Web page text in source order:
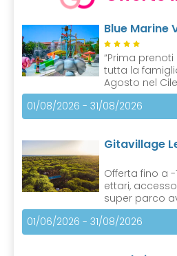
Blue Marine
“Prima
tutta la
Agosto nel
01/08/2026 - 31/08/2026
Gitavillage
Offerta fino a -
ettari,
super parco
01/06/2026 - 31/08/2026